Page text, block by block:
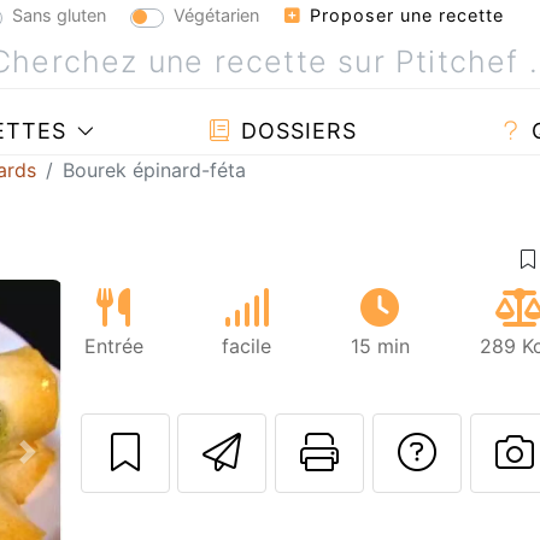
Sans gluten Végétarien Proposer une recette
DOSSIERS
Bourek épinard-féta
Suivant
Entrée facile 15 min 289
Envoyer cette
Imprimer